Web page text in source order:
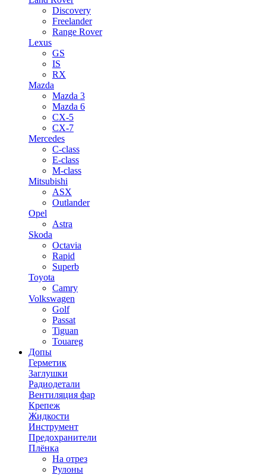
Discovery
Freelander
Range Rover
Lexus
GS
IS
RX
Mazda
Mazda 3
Mazda 6
CX-5
CX-7
Mercedes
C-class
E-class
M-class
Mitsubishi
ASX
Outlander
Opel
Astra
Skoda
Octavia
Rapid
Superb
Toyota
Camry
Volkswagen
Golf
Passat
Tiguan
Touareg
Допы
Герметик
Заглушки
Радиодетали
Вентиляция фар
Крепеж
Жидкости
Инструмент
Предохранители
Плёнка
На отрез
Рулоны